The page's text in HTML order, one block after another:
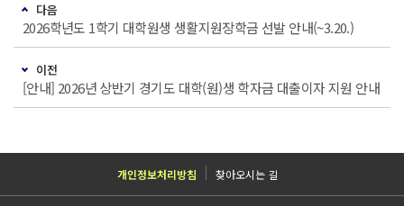
다음
2026학년도 1학기 대학원생 생활지원장학금 선발 안내(~3.20.)
이전
[안내] 2026년 상반기 경기도 대학(원)생 학자금 대출이자 지원 안내
개인정보처리방침 찾아오시는 길